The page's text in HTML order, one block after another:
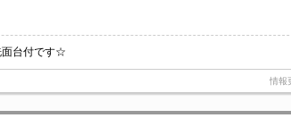
面台付です☆
情報